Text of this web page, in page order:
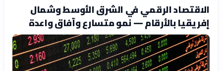
الاقتصاد الرقمي في الشرق الأوسط وشمال
إفريقيا بالأرقام — نمو متسارع وآفاق واعدة